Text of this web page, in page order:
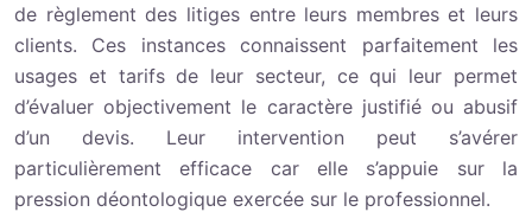
de règlement des litiges entre leurs membres et leurs
clients. Ces instances connaissent parfaitement les
usages et tarifs de leur secteur, ce qui leur permet
d’évaluer objectivement le caractère justifié ou abusif
d’un devis. Leur intervention peut s’avérer
particulièrement efficace car elle s’appuie sur la
pression déontologique exercée sur le professionnel.